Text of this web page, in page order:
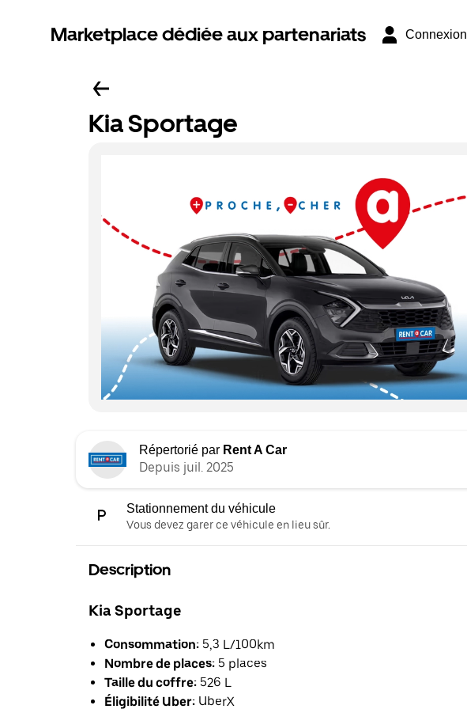
Marketplace dédiée aux partenariats Connexion
Kia Sportage
Répertorié par Rent A Car
Depuis juil. 2025
Stationnement du véhicule
Vous devez garer ce véhicule en lieu sûr.
Description
Kia Sportage
Consommation: 5,3 L/100km
Nombre de places: 5 places
Taille du coffre: 526 L
Éligibilité Uber: UberX